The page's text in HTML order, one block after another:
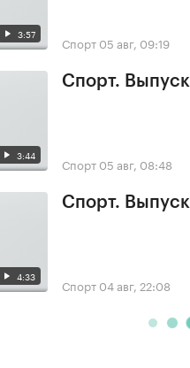
3:57 Спорт 05 авг, 09:19
3:44
Спорт.
Спорт 05 авг, 08:48
4:33
Спорт.
Спорт 04 авг, 22:08